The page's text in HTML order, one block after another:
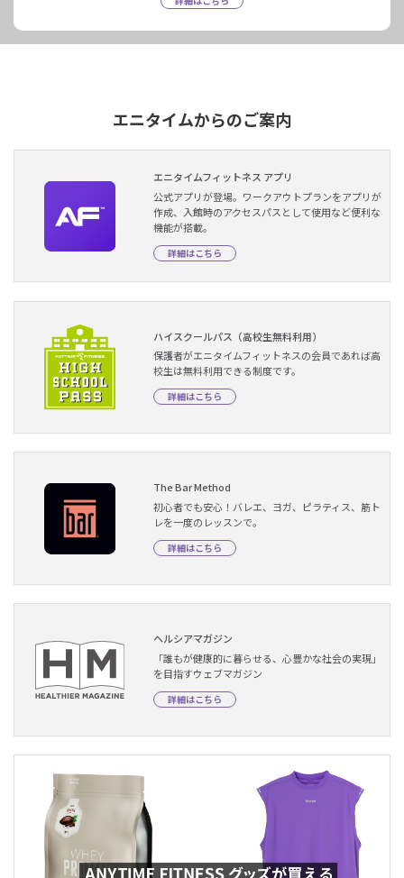
エニタイムからのご案内
エニタイムフィットネス アプリ
公式アプリが登場。ワークアウトプランをアプリが
作成、入館時のアクセスパスとして使用など便利な
機能が搭載。
詳細はこちら
ハイスクールパス（高校生無料利用）
保護者がエニタイムフィットネスの会員であれば高
校生は無料利用できる制度です。
詳細はこちら
The Bar Method
初心者でも安心！バレエ、ヨガ、ピラティス、筋ト
レを一度のレッスンで。
詳細はこちら
ヘルシアマガジン
「誰もが健康的に暮らせる、心豊かな社会の実現」
を目指すウェブマガジン
詳細はこちら